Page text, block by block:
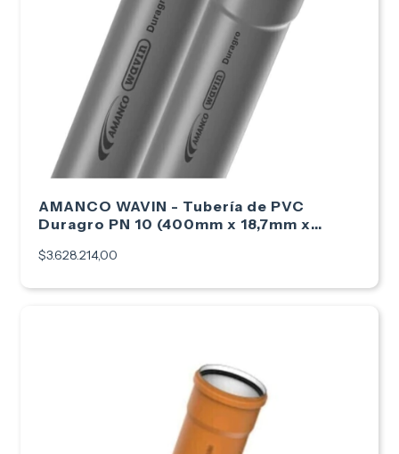
AMANCO WAVIN - Tubería de PVC
Duragro PN 10 (400mm x 18,7mm x
$3.628.214,00